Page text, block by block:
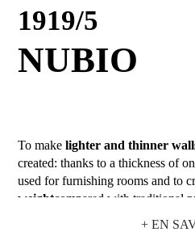
1919/5
NUBIO
To makelighter and thinner
created: thanks to a thickness of
used for furnishing rooms and to
weightcompared with traditional
1919/5 is available in the nubio
+ EN